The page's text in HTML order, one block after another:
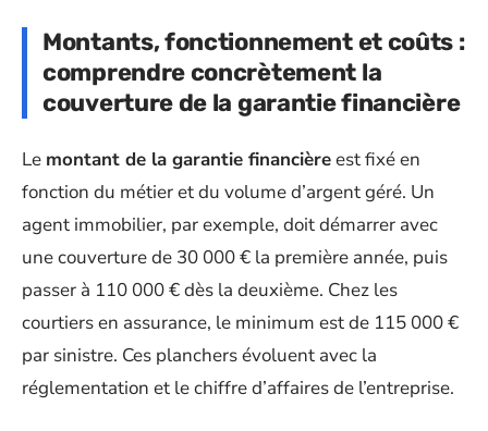
Montants, fonctionnement et coûts :
comprendre concrètement la
couverture de la garantie financière
Le montant de la garantie financièreest fixé en
fonction du métier et du volume d’argent géré. Un
agent immobilier, par exemple, doit démarrer avec
une couverture de 30 000 € la première année, puis
passer à 110 000 € dès la deuxième. Chez les
courtiers en assurance, le minimum est de 115 000 €
par sinistre. Ces planchers évoluent avec la
réglementation et le chiffre d’affaires de l’entreprise.